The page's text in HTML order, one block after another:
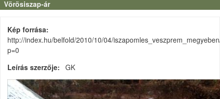
Vörösiszap-ár
Kép forrása
http://index.hu/belfold/2010/10/04/
p=0
Leírás szerzője
GK